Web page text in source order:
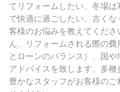
てリフォームしたい、冬場
で快適に過ごしたい、古く
客様のお悩みを教えてくだ
ん、リフォームされる際の
とローンのバランス）、国
アドバイスを致します。多
豊かなスタッフがお客様の